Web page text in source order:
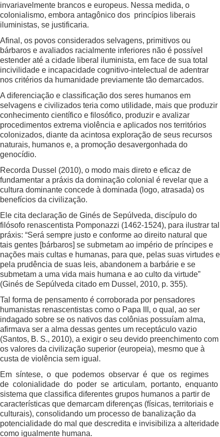
invariavelmente brancos e europeus. Nessa medida, o
colonialismo, embora antagônico dos princípios liberais
iluministas, se justificaria.
Afinal, os povos considerados selvagens, primitivos ou
bárbaros e avaliados racialmente inferiores não é possível
estender até a cidade liberal iluminista, em face de sua total
incivilidade e incapacidade cognitivo-intelectual de adentrar
nos critérios da humanidade previamente tão demarcados.
A diferenciação e classificação dos seres humanos em
selvagens e civilizados teria como utilidade, mais que produzir
conhecimento científico e filosófico, produzir e avalizar
procedimentos extrema violência e aplicados nos territórios
colonizados, diante da acintosa exploração de seus recursos
naturais, humanos e, a promoção desavergonhada do
genocídio.
Recorda Dussel (2010), o modo mais direto e eficaz de
fundamentar a práxis da dominação colonial é revelar que a
cultura dominante concede à dominada (logo, atrasada) os
benefícios da civilização.
Ele cita declaração de Ginés de Sepúlveda, discípulo do
filósofo renascentista Pomponazzi (1462-1524), para ilustrar tal
práxis: “Será sempre justo e conforme ao direito natural que
tais gentes [bárbaros] se submetam ao império de príncipes e
nações mais cultas e humanas, para que, pelas suas virtudes e
pela prudência de suas leis, abandonem a barbárie e se
submetam a uma vida mais humana e ao culto da virtude”
(Ginés de Sepúlveda citado em Dussel, 2010, p. 355).
Tal forma de pensamento é corroborada por pensadores
humanistas renascentistas como o Papa III, o qual, ao ser
indagado sobre se os nativos das colônias possuíam alma,
afirmava ser a alma dessas gentes um receptáculo vazio
(Santos, B. S., 2010), a exigir o seu devido preenchimento com
os valores da civilização superior (europeia), mesmo que à
custa de violência sem igual.
Em síntese, o que podemos observar é que os regimes
de colonialidade do poder se articulam, portanto, enquanto
sistema que classifica diferentes grupos humanos a partir de
características que demarcam diferenças (físicas, territoriais e
culturais), consolidando um processo de banalização da
potencialidade do mal que descredita e invisibiliza a alteridade
como igualmente humana.